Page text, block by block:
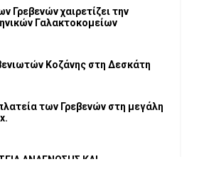
Γρεβενών χαιρετίζει την
Γαλακτοκομείων
Κοζάνης στη Δεσκάτη
των Γρεβενών στη μεγάλη
ΑΝΑΓΝΩΣΗΣ ΚΑΙ